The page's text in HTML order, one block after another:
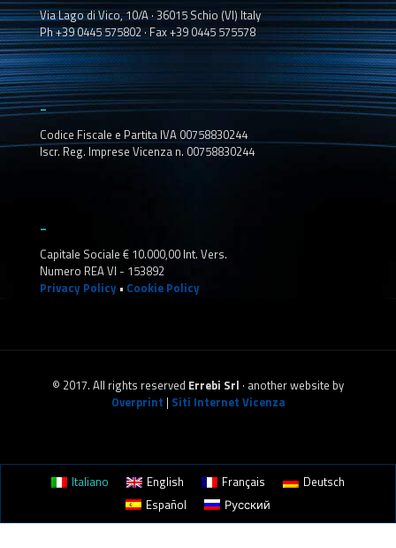
Via Lago di Vico, 10/A · 36015 Schio (VI) Italy
Ph +39 0445 575802 · Fax +39 0445 575578
_
Codice Fiscale e Partita IVA 00758830244
Iscr. Reg. Imprese Vicenza n. 00758830244
Capitale Sociale € 10.000,00 Int. Vers.
Numero REA VI - 153892
Privacy Policy • Cookie Policy
© 2017. All rights reserved Errebi Srl · another website by
Overprint | Siti Internet Vicenza
Italiano English Français
Deutsch
Español
Русский